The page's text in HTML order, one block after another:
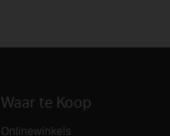
Waar te Koop
Onlinewinkels